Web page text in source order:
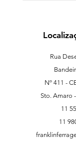
Rua
Nº 411 -
Sto. Amaro
11
11